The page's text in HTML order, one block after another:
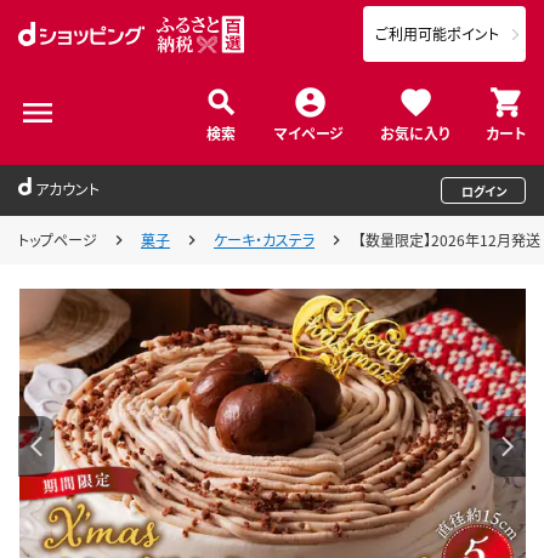
検索 マイページ お気に入り カート
ご利用可能ポイント
アカウント ログイン
トップページ 菓子 ケーキ・カステラ 【数量限定】2026年12月発送